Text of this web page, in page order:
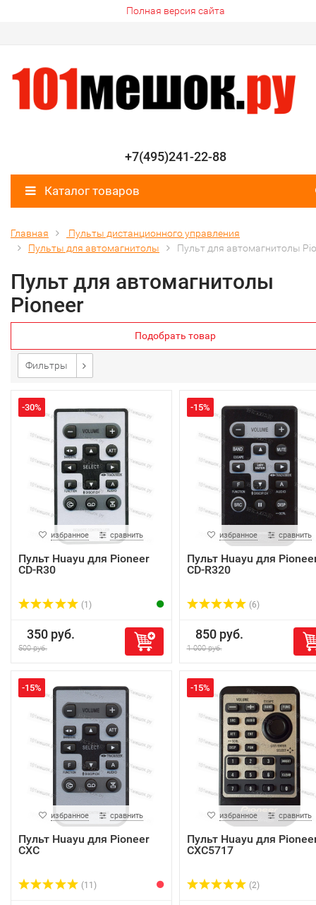
Полная версия сайта
+7(495)241-22-88
Каталог товаров
Главная
Пульты дистанционного управления
Пульты для автомагнитолы
Пульт для автомагнитолы
Пульт для автомагнитолы
Pioneer
Подобрать товар
Фильтры
-30%
избранное сравнить
Пульт Huayu для Pioneer
CD-R30
(1)
350 руб.
500 руб.
-15%
избранное сравнить
Пульт Huayu для
CD-R320
(6)
850 руб.
1 000 руб.
-15%
избранное сравнить
Пульт Huayu для Pioneer
CXC
(11)
-15%
избранное сравнить
Пульт Huayu для
CXC5717
(2)